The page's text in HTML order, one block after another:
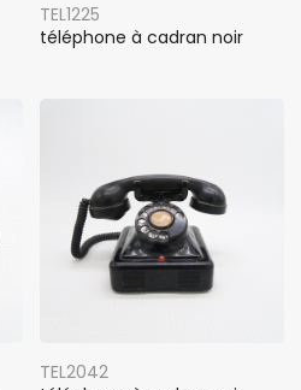
TEL1225
téléphone à cadran noir
TEL2042